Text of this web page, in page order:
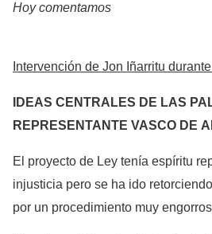
Hoy comentamos
Intervención de Jon Iñarritu
IDEAS CENTRALES DE LAS
REPRESENTANTE VASCO DE
El proyecto de Ley tenía espíritu
injusticia pero se ha ido
por un procedimiento muy